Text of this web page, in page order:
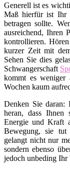
Generell ist es
Maß hierfür ist Ihr
betragen sollte.
ausreichend, Ihren
kontrollieren.
kurzer Zeit mit
Sehen Sie dies
Schwangerschaft
kommt es
Wochen kaum
Denken Sie daran:
heran, dass Ihnen
Energie und Kraft
Bewegung, sie
gelangt nicht nur
sondern ebenso
jedoch unbeding Ihr